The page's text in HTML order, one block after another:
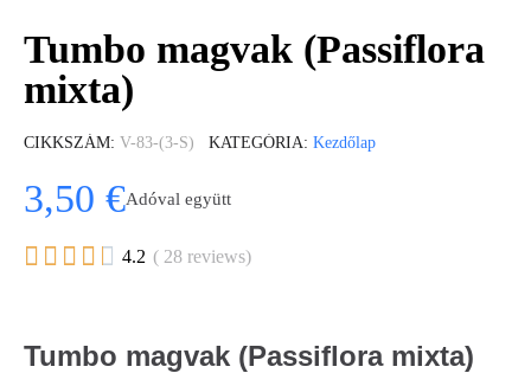
Tumbo magvak (Passiflora
mixta)
CIKKSZÁM V-83-(3-S) KATEGÓRIA Kezdőlap
3,50 €Adóval együtt
     4.2 ( 28 reviews)
Tumbo magvak (Passiflora mixta)